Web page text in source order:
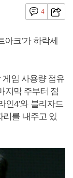
4
크’가 하락세
게임 사용량 점유
지막 주부터 점
인4’와 블리자드
리를 내주고 있